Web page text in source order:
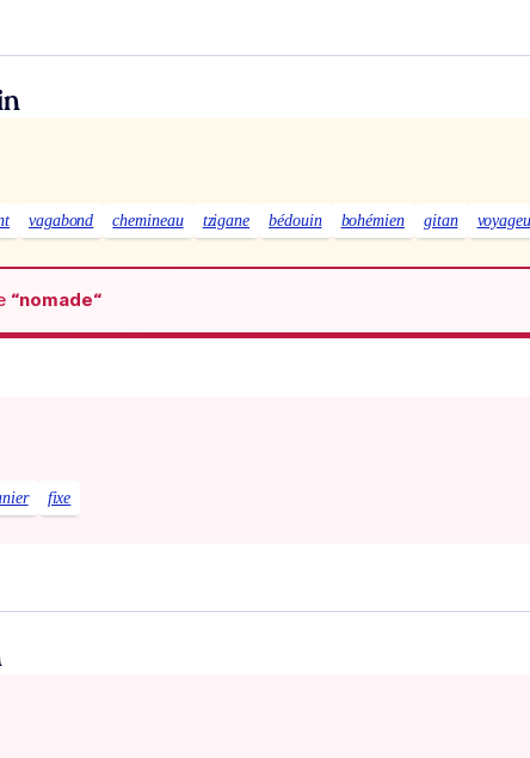
vagabond chemineau tzigane bédouin bohémien gitan
“nomade“
fixe